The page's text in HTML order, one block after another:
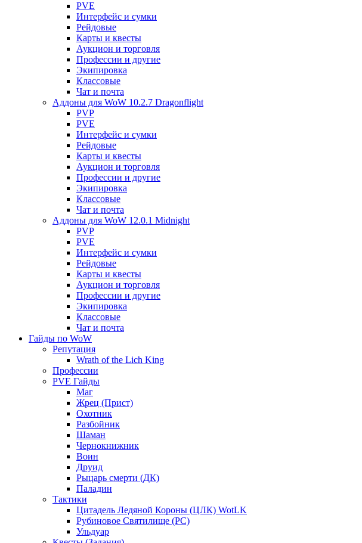
PVE
Интерфейс и сумки
Рейдовые
Карты и квесты
Аукцион и торговля
Профессии и другие
Экипировка
Классовые
Чат и почта
Аддоны для WoW 10.2.7 Dragonflight
PVP
PVE
Интерфейс и сумки
Рейдовые
Карты и квесты
Аукцион и торговля
Профессии и другие
Экипировка
Классовые
Чат и почта
Аддоны для WoW 12.0.1 Midnight
PVP
PVE
Интерфейс и сумки
Рейдовые
Карты и квесты
Аукцион и торговля
Профессии и другие
Экипировка
Классовые
Чат и почта
Гайды по WoW
Репутация
Wrath of the Lich King
Профессии
PVE Гайды
Маг
Жрец (Прист)
Охотник
Разбойник
Шаман
Чернокнижник
Воин
Друид
Рыцарь смерти (ДК)
Паладин
Тактики
Цитадель Ледяной Короны (ЦЛК) WotLK
Рубиновое Святилище (РС)
Ульдуар